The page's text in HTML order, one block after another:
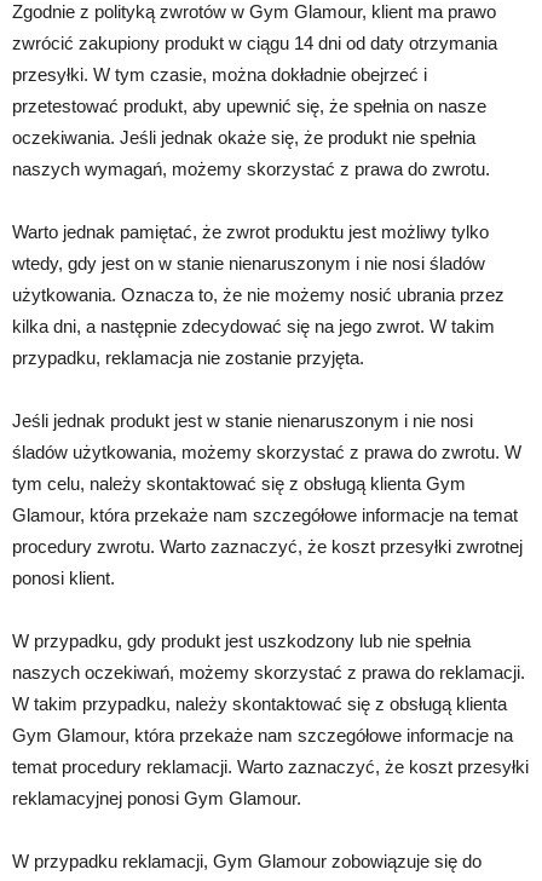
Zgodnie z polityką zwrotów w Gym Glamour, klient ma prawo
zwrócić zakupiony produkt w ciągu 14 dni od daty otrzymania
przesyłki. W tym czasie, można dokładnie obejrzeć i
przetestować produkt, aby upewnić się, że spełnia on nasze
oczekiwania. Jeśli jednak okaże się, że produkt nie spełnia
naszych wymagań, możemy skorzystać z prawa do zwrotu.
Warto jednak pamiętać, że zwrot produktu jest możliwy tylko
wtedy, gdy jest on w stanie nienaruszonym i nie nosi śladów
użytkowania. Oznacza to, że nie możemy nosić ubrania przez
kilka dni, a następnie zdecydować się na jego zwrot. W takim
przypadku, reklamacja nie zostanie przyjęta.
Jeśli jednak produkt jest w stanie nienaruszonym i nie nosi
śladów użytkowania, możemy skorzystać z prawa do zwrotu. W
tym celu, należy skontaktować się z obsługą klienta Gym
Glamour, która przekaże nam szczegółowe informacje na temat
procedury zwrotu. Warto zaznaczyć, że koszt przesyłki zwrotnej
ponosi klient.
W przypadku, gdy produkt jest uszkodzony lub nie spełnia
naszych oczekiwań, możemy skorzystać z prawa do reklamacji.
W takim przypadku, należy skontaktować się z obsługą klienta
Gym Glamour, która przekaże nam szczegółowe informacje na
temat procedury reklamacji. Warto zaznaczyć, że koszt przesyłki
reklamacyjnej ponosi Gym Glamour.
W przypadku reklamacji, Gym Glamour zobowiązuje się do